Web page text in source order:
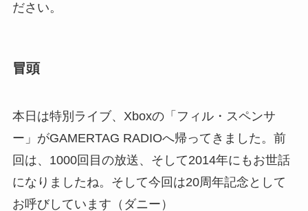
ださい。
冒頭
本日は特別ライブ、Xboxの「フィル・スペンサ
ー」がGAMERTAG RADIOへ帰ってきました。前
回は、1000回目の放送、そして2014年にもお世話
になりましたね。そして今回は20周年記念として
お呼びしています（ダニー）